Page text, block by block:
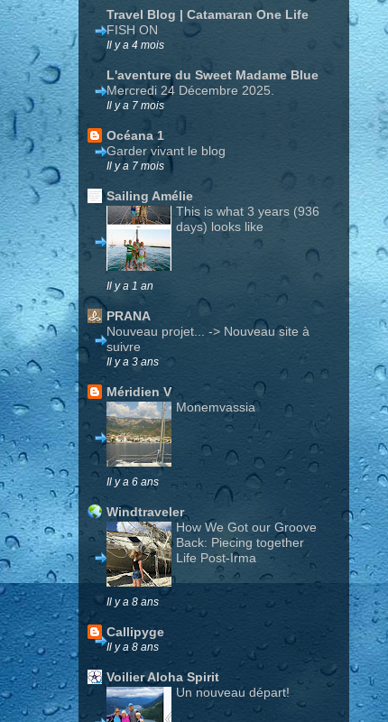
Travel Blog | Catamaran One Life
FISH ON
Il y a 4 mois
L'aventure du Sweet Madame Blue
Mercredi 24 Décembre 2025.
Il y a 7 mois
Océana 1
Garder vivant le blog
Il y a 7 mois
Sailing Amélie
This is what 3 years (936
days) looks like
Il y a 1 an
PRANA
Nouveau projet... -> Nouveau site à
suivre
Il y a 3 ans
Méridien V
Monemvassia
Il y a 6 ans
Windtraveler
How We Got our Groove
Back: Piecing together
Life Post-Irma
Il y a 8 ans
Callipyge
Il y a 8 ans
Voilier Aloha Spirit
Un nouveau départ!